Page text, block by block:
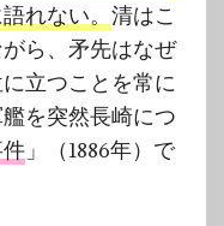
れない。 清はこ
ら、矛先はなぜ
立つことを常に
を突然長崎につ
」（1886年）で